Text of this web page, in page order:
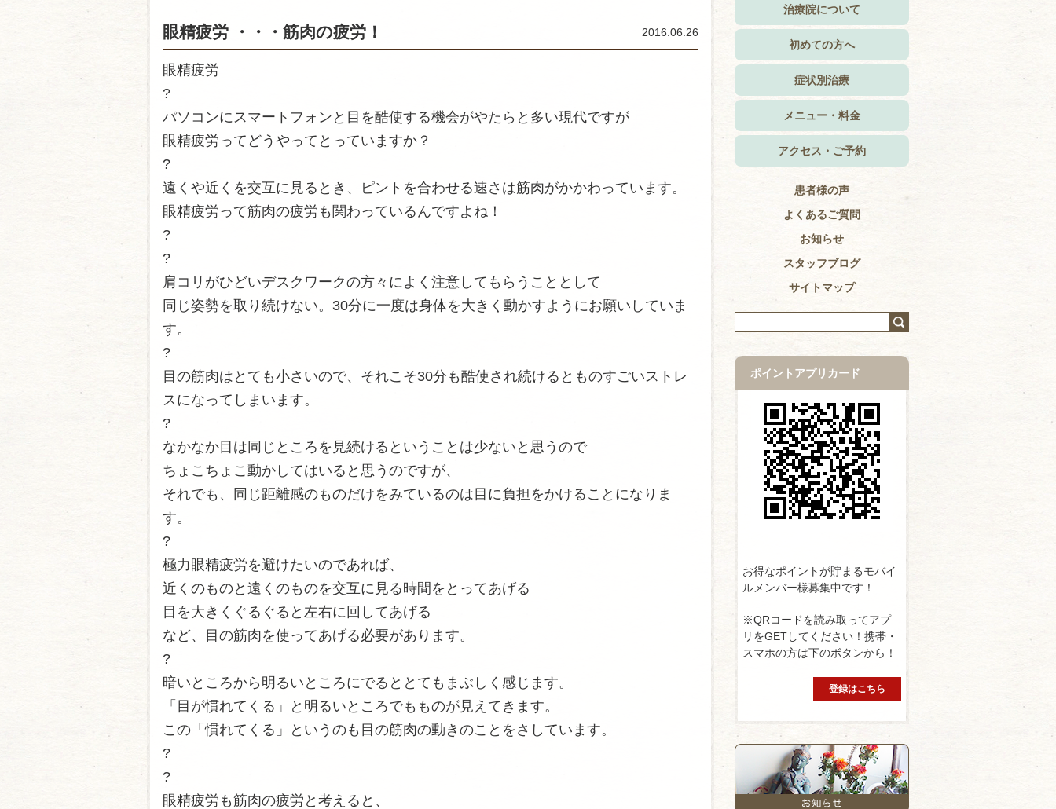
2016.06.26
眼精疲労 ・・・筋肉の疲労！
眼精疲労
?
パソコンにスマートフォンと目を酷使する機会がやたらと多い現代ですが
眼精疲労ってどうやってとっていますか？
?
遠くや近くを交互に見るとき、ピントを合わせる速さは筋肉がかかわっています。
眼精疲労って筋肉の疲労も関わっているんですよね！
?
?
肩コリがひどいデスクワークの方々によく注意してもらうこととして
同じ姿勢を取り続けない。30分に一度は身体を大きく動かすようにお願いしていま
す。
?
目の筋肉はとても小さいので、それこそ30分も酷使され続けるとものすごいストレ
スになってしまいます。
?
なかなか目は同じところを見続けるということは少ないと思うので
ちょこちょこ動かしてはいると思うのですが、
それでも、同じ距離感のものだけをみているのは目に負担をかけることになりま
す。
?
極力眼精疲労を避けたいのであれば、
近くのものと遠くのものを交互に見る時間をとってあげる
目を大きくぐるぐると左右に回してあげる
など、目の筋肉を使ってあげる必要があります。
?
暗いところから明るいところにでるととてもまぶしく感じます。
「目が慣れてくる」と明るいところでもものが見えてきます。
この「慣れてくる」というのも目の筋肉の動きのことをさしています。
?
?
眼精疲労も筋肉の疲労と考えると、
治療院について
初めての方へ
症状別治療
メニュー・料金
アクセス・ご予約
患者様の声
よくあるご質問
お知らせ
スタッフブログ
サイトマップ
ポイントアプリカード
お得なポイントが貯まるモバイ
ルメンバー様募集中です！
※QRコードを読み取ってアプ
リをGETしてください！携帯・
スマホの方は下のボタンから！
登録はこちら